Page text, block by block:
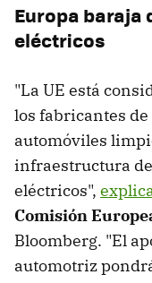
Europa baraja
eléctricos
"La UE está
los fabricantes
automóviles
infraestructura
eléctricos",
Comisión
Bloomberg. "El
automotriz